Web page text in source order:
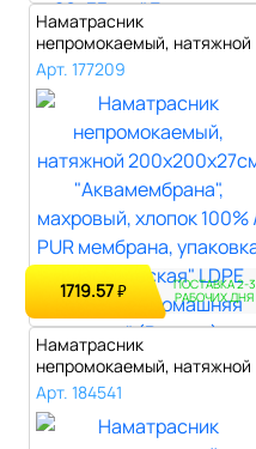
Наматрасник
непромокаемый, натяжной
200х200х27см "Аквам..
Арт. 177209
1719.57₽ ПОСТАВКА 2-3
РАБОЧИХ ДНЯ
Наматрасник
непромокаемый, натяжной
180х200х29см "Аквам..
Арт. 184541